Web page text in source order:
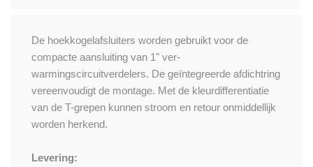
De hoekkogelafsluiters worden gebruikt voor de
compacte aansluiting van 1" ver-
warmingscircuitverdelers. De geïntegreerde afdichtring
vereenvoudigt de montage. Met de kleurdifferentiatie
van de T-grepen kunnen stroom en retour onmiddellijk
worden herkend.
Levering: